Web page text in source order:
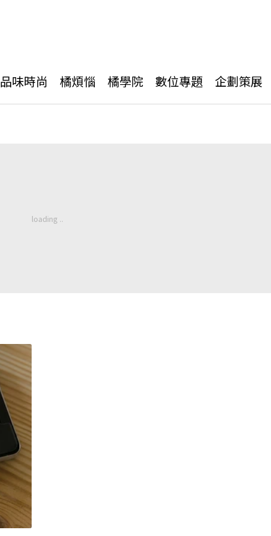
品味時尚 橘煩惱 橘學院 數位專題 企劃策展